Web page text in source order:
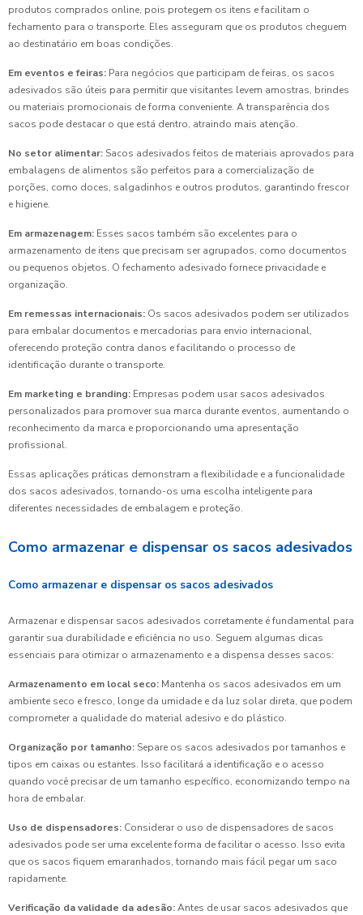
produtos comprados online, pois protegem os itens e facilitam o
fechamento para o transporte. Eles asseguram que os produtos cheguem
ao destinatário em boas condições.
Em eventos e feiras: Para negócios que participam de feiras, os sacos
adesivados são úteis para permitir que visitantes levem amostras, brindes
ou materiais promocionais de forma conveniente. A transparência dos
sacos pode destacar o que está dentro, atraindo mais atenção.
No setor alimentar: Sacos adesivados feitos de materiais aprovados para
embalagens de alimentos são perfeitos para a comercialização de
porções, como doces, salgadinhos e outros produtos, garantindo frescor
e higiene.
Em armazenagem: Esses sacos também são excelentes para o
armazenamento de itens que precisam ser agrupados, como documentos
ou pequenos objetos. O fechamento adesivado fornece privacidade e
organização.
Em remessas internacionais: Os sacos adesivados podem ser utilizados
para embalar documentos e mercadorias para envio internacional,
oferecendo proteção contra danos e facilitando o processo de
identificação durante o transporte.
Em marketing e branding: Empresas podem usar sacos adesivados
personalizados para promover sua marca durante eventos, aumentando o
reconhecimento da marca e proporcionando uma apresentação
profissional.
Essas aplicações práticas demonstram a flexibilidade e a funcionalidade
dos sacos adesivados, tornando-os uma escolha inteligente para
diferentes necessidades de embalagem e proteção.
Como armazenar e dispensar os sacos adesivados
Como armazenar e dispensar os sacos adesivados
Armazenar e dispensar sacos adesivados corretamente é fundamental para
garantir sua durabilidade e eficiência no uso. Seguem algumas dicas
essenciais para otimizar o armazenamento e a dispensa desses sacos:
Armazenamento em local seco: Mantenha os sacos adesivados em um
ambiente seco e fresco, longe da umidade e da luz solar direta, que podem
comprometer a qualidade do material adesivo e do plástico.
Organização por tamanho: Separe os sacos adesivados por tamanhos e
tipos em caixas ou estantes. Isso facilitará a identificação e o acesso
quando você precisar de um tamanho específico, economizando tempo na
hora de embalar.
Uso de dispensadores: Considerar o uso de dispensadores de sacos
adesivados pode ser uma excelente forma de facilitar o acesso. Isso evita
que os sacos fiquem emaranhados, tornando mais fácil pegar um saco
rapidamente.
Verificação da validade da adesão:Antes de usar sacos adesivados que